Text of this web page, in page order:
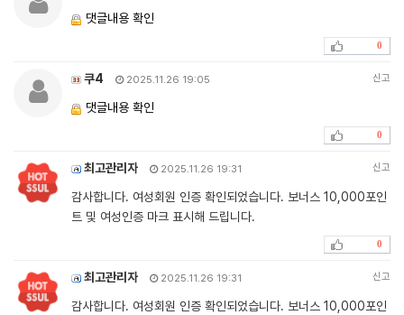
댓글내용 확인
0
쿠4 2025.11.26 19:05 신고
댓글내용 확인
0
최고관리자 2025.11.26 19:31 신고
감사합니다. 여성회원 인증 확인되었습니다. 보너스 10,000포인
트 및 여성인증 마크 표시해 드립니다.
0
최고관리자 2025.11.26 19:31 신고
감사합니다. 여성회원 인증 확인되었습니다. 보너스 10,000포인